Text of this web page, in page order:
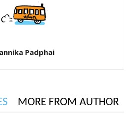
Padphai
MORE FROM AUTHOR